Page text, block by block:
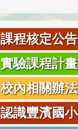
課程核定公告
實驗課程計畫
校內相關辦法
認識豐濱國小